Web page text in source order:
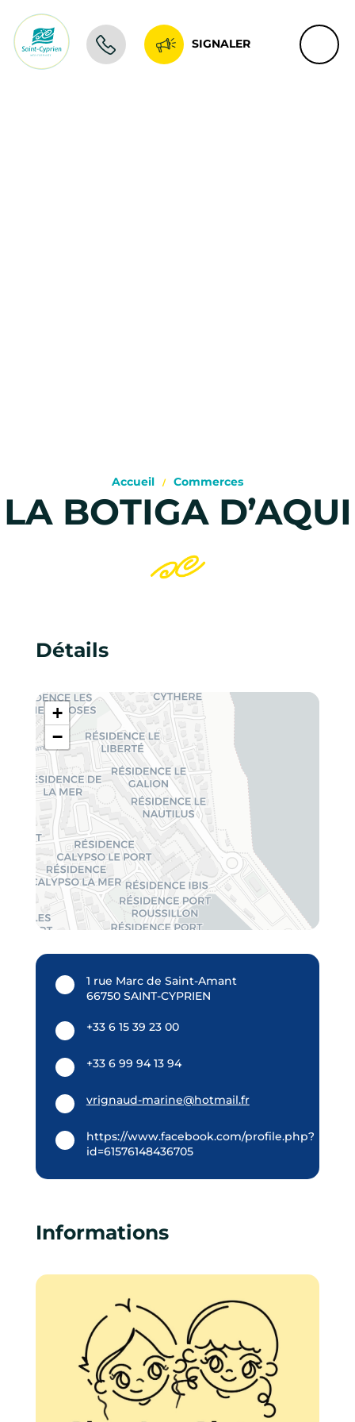
SIGNALER
Accueil Commerces
LA BOTIGA D’AQUI
Détails
+
−
1 rue Marc de Saint-Amant
66750 SAINT-CYPRIEN
+33 6 15 39 23 00
+33 6 99 94 13 94
vrignaud-marine@hotmail.fr
https://www.facebook.com/profile.php?
id=61576148436705
Informations